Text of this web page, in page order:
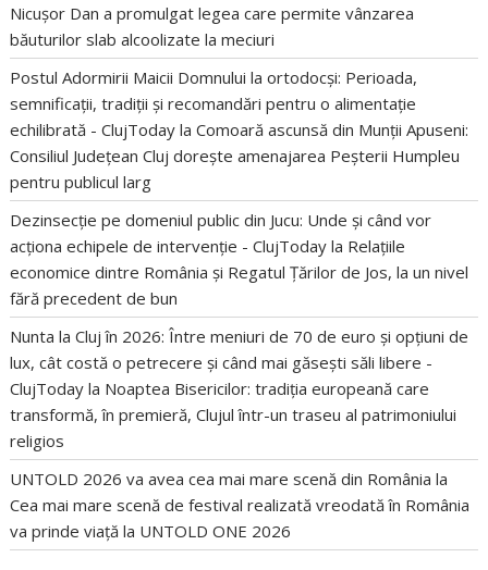
Nicușor Dan a promulgat legea care permite vânzarea
băuturilor slab alcoolizate la meciuri
Postul Adormirii Maicii Domnului la ortodocși: Perioada,
semnificații, tradiții și recomandări pentru o alimentație
echilibrată - ClujToday laComoară ascunsă din Munții Apuseni:
Consiliul Județean Cluj dorește amenajarea Peșterii Humpleu
pentru publicul larg
Dezinsecție pe domeniul public din Jucu: Unde și când vor
acționa echipele de intervenție - ClujToday la Relațiile
economice dintre România și Regatul Țărilor de Jos, la un nivel
fără precedent de bun
Nunta la Cluj în 2026: Între meniuri de 70 de euro și opțiuni de
lux, cât costă o petrecere și când mai găsești săli libere -
ClujToday la Noaptea Bisericilor: tradiția europeană care
transformă, în premieră, Clujul într-un traseu al patrimoniului
religios
UNTOLD 2026 va avea cea mai mare scenă din România la
Cea mai mare scenă de festival realizată vreodată în România
va prinde viață la UNTOLD ONE 2026